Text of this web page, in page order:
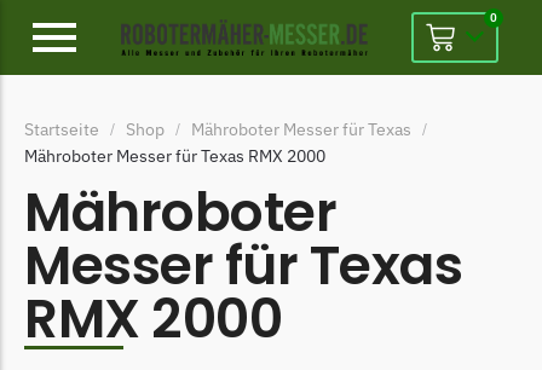
Alpina Messer
Ambrogio
Ambrogio Messer
Begrenzungsdraht
Belrobotics
0
Startseite / Shop / Mähroboter Messer für Texas /
Mähroboter Messer für Texas RMX 2000
Mähroboter
Messer für Texas
RMX 2000